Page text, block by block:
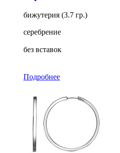
бижутерия (3.7 гр.)
серебрение
без вставок
Подробнее